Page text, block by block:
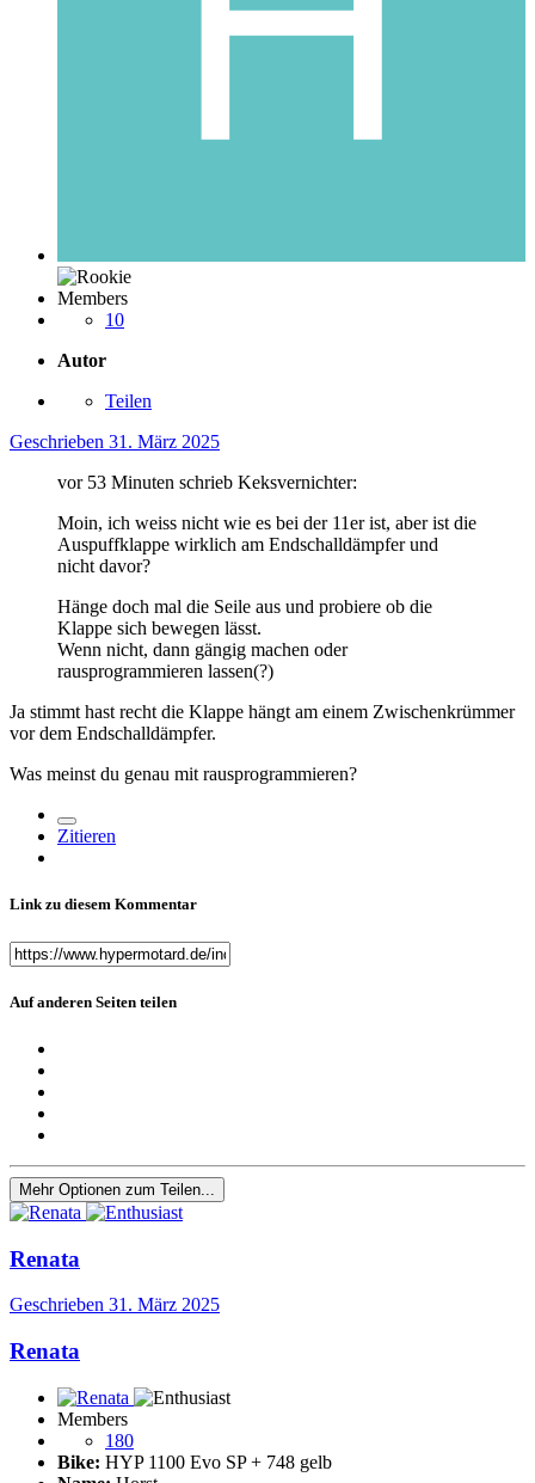
Members
10
Autor
Teilen
Geschrieben 31. März 2025
vor 53 Minuten schrieb Keksvernichter:
Moin, ich weiss nicht wie es bei der 11er ist, aber ist die
Auspuffklappe wirklich am Endschalldämpfer und
nicht davor?
Hänge doch mal die Seile aus und probiere ob die
Klappe sich bewegen lässt.
Wenn nicht, dann gängig machen oder
rausprogrammieren lassen(?)
Ja stimmt hast recht die Klappe hängt am einem Zwischenkrümmer
vor dem Endschalldämpfer.
Was meinst du genau mit rausprogrammieren?
Zitieren
Link zu diesem Kommentar
Auf anderen Seiten teilen
Mehr Optionen zum Teilen...
Renata
Geschrieben 31. März 2025
Renata
Members
180
Bike: HYP 1100 Evo SP + 748 gelb